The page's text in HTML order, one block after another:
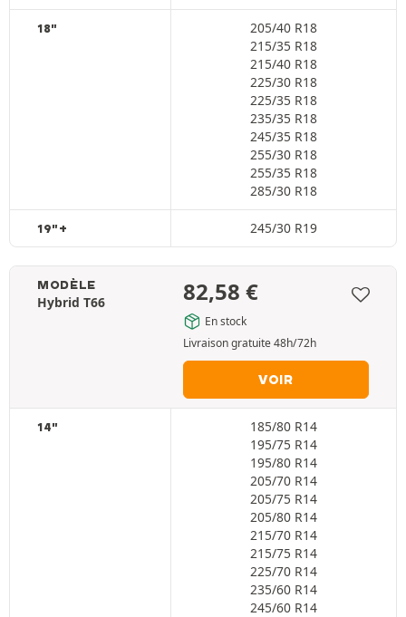
18"
205/40 R18
215/35 R18
215/40 R18
225/30 R18
225/35 R18
235/35 R18
245/35 R18
255/30 R18
255/35 R18
285/30 R18
19"+ 245/30 R19
MODÈLE
Hybrid T66 82,58 €
En stock
Livraison gratuite 48h/72h
VOIR
14"
185/80 R14
195/75 R14
195/80 R14
205/70 R14
205/75 R14
205/80 R14
215/70 R14
215/75 R14
225/70 R14
235/60 R14
245/60 R14